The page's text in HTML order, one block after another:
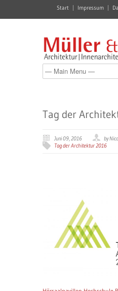
Start Impressum
Tag der
Juni 09, 2016
by
Tag der Architektur 2016